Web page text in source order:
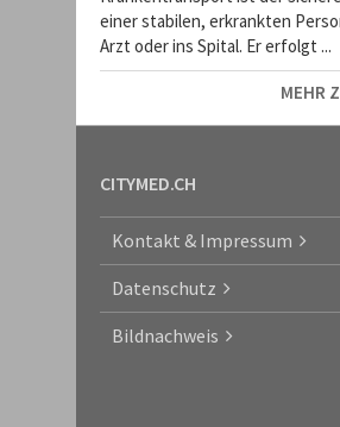
einer stabilen, erkrankten
Arzt oder ins Spital. Er erfolgt ...
MEHR
CITYMED.CH
Kontakt & Impressum
Datenschutz
Bildnachweis